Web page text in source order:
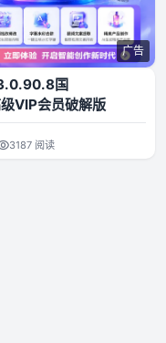
广告
国
VIP会员破解版
3187 阅读